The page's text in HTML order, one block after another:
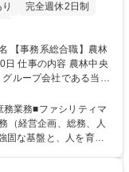
完全週休2日制
中央
ループ会社である当社
を行う事務系総合職を
印刷物等の制作管理等
業務 ■ファシリティマ
業務■ファシリティマ
（経営企画、総務、人